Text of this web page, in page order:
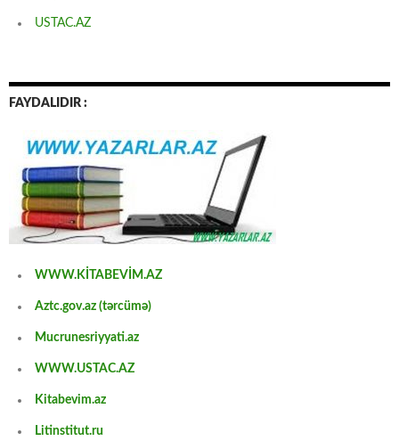
USTAC.AZ
FAYDALIDIR :
WWW.KİTABEVİM.AZ
Aztc.gov.az (tərcümə)
Mucrunesriyyati.az
WWW.USTAC.AZ
Kitabevim.az
Litinstitut.ru